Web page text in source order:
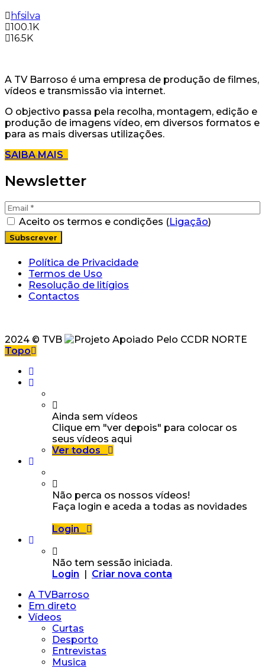
hfsilva
100.1K
16.5K
A TV Barroso é uma empresa de produção de filmes,
vídeos e transmissão via internet.
O objectivo passa pela recolha, montagem, edição e
produção de imagens vídeo, em diversos formatos e
para as mais diversas utilizações.
SAIBA MAIS
Newsletter
Aceito os termos e condições (Ligação)
Política de Privacidade
Termos de Uso
Resolução de litígios
Contactos
2024 © TVB
Topo
Ainda sem vídeos
Clique em "ver depois" para colocar os
seus vídeos aqui
Ver todos
Não perca os nossos vídeos!
Faça login e aceda a todas as novidades
Login
Não tem sessão iniciada.
Login | Criar nova conta
A TVBarroso
Em direto
Vídeos
Curtas
Desporto
Entrevistas
Musica